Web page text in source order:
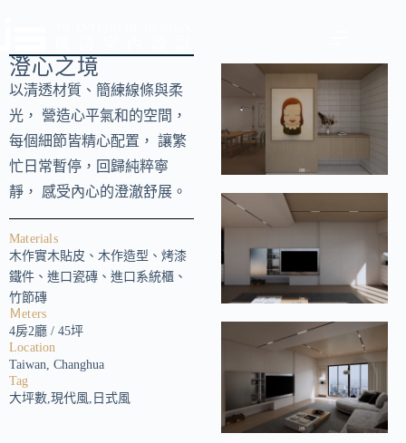
澄心之境
以清透材質、簡練線條與柔
光， 營造心平氣和的空間，
每個細節皆精心配置， 讓繁
忙日常暫停，回歸純粹寧
靜， 感受內心的澄澈舒展。
Materials
木作實木貼皮、木作造型、烤漆
鐵件、進口瓷磚、進口系統櫃、
竹節磚
Ｍeters
4房2廳 / 45坪
Location
Taiwan, Changhua
Tag
大坪數,現代風,日式風